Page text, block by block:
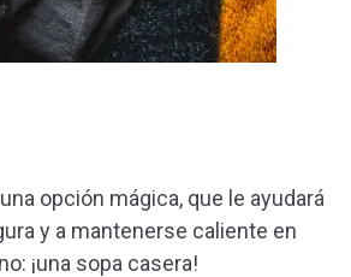
opción mágica, que le ayudará
y a mantenerse caliente en
¡una sopa casera!